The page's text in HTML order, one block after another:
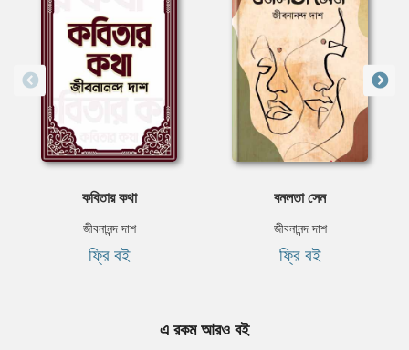
কবিতার কথা
জীবনানন্দ দাশ
ফ্রি বই
বনলতা সেন
জীবনানন্দ দাশ
ফ্রি বই
এ রকম আরও বই